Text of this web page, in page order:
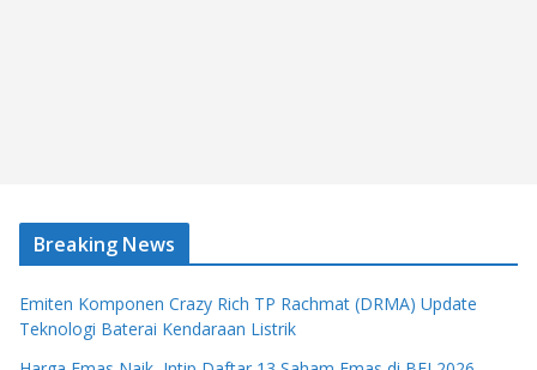
Breaking News
Emiten Komponen Crazy Rich TP Rachmat (DRMA) Update
Teknologi Baterai Kendaraan Listrik